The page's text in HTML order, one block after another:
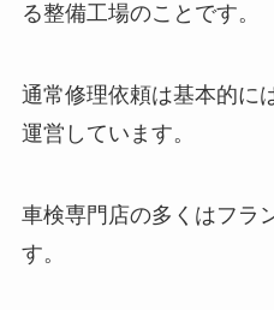
る整備工場のことです。
通常修理依頼は基本的に
運営しています。
車検専門店の多くはフラ
す。